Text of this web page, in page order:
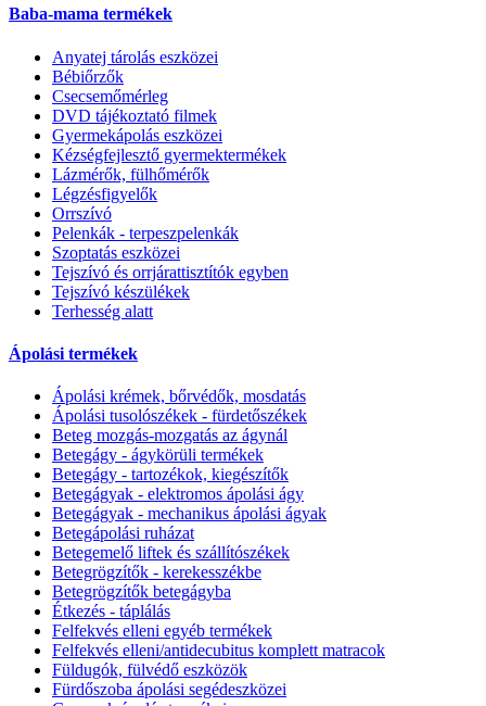
Baba-mama termékek
Anyatej tárolás eszközei
Bébiőrzők
Csecsemőmérleg
DVD tájékoztató filmek
Gyermekápolás eszközei
Kézségfejlesztő gyermektermékek
Lázmérők, fülhőmérők
Légzésfigyelők
Orrszívó
Pelenkák - terpeszpelenkák
Szoptatás eszközei
Tejszívó és orrjárattisztítók egyben
Tejszívó készülékek
Terhesség alatt
Ápolási termékek
Ápolási krémek, bőrvédők, mosdatás
Ápolási tusolószékek - fürdetőszékek
Beteg mozgás-mozgatás az ágynál
Betegágy - ágykörüli termékek
Betegágy - tartozékok, kiegészítők
Betegágyak - elektromos ápolási ágy
Betegágyak - mechanikus ápolási ágyak
Betegápolási ruházat
Betegemelő liftek és szállítószékek
Betegrögzítők - kerekesszékbe
Betegrögzítők betegágyba
Étkezés - táplálás
Felfekvés elleni egyéb termékek
Felfekvés elleni/antidecubitus komplett matracok
Füldugók, fülvédő eszközök
Fürdőszoba ápolási segédeszközei